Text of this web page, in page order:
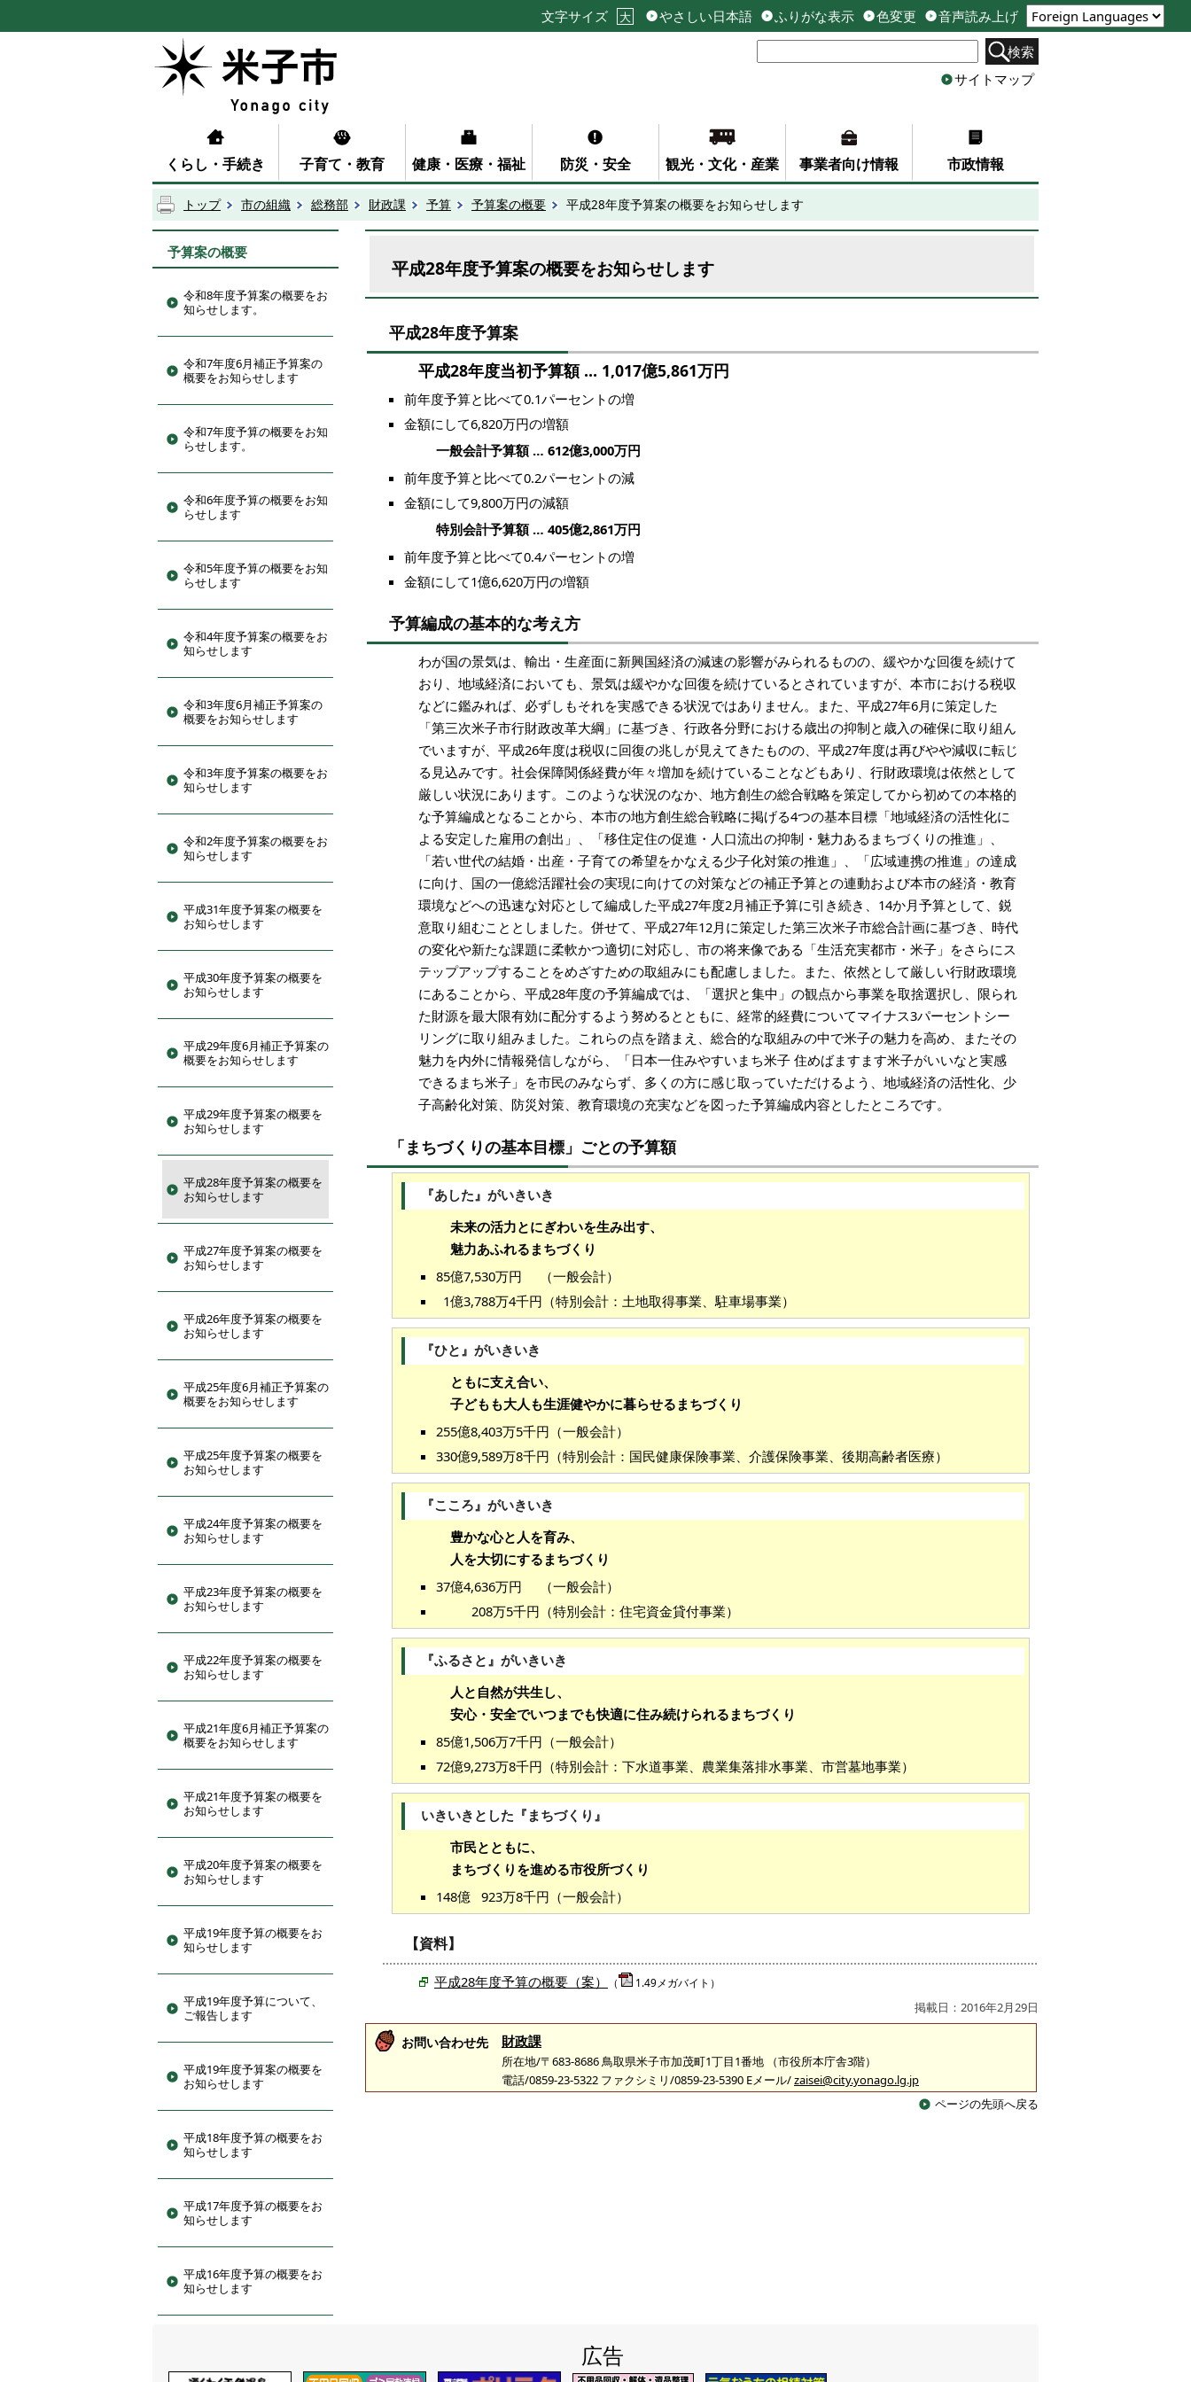
文字サイズ 大 やさしい日本語 ふりがな表示 色変更
音声読み上げ
検索
サイトマップ
くらし・手続き 子育て・教育 健康・医療・福祉 防災・安全 観光・文化・産業 事業者向け情報 市政情報
トップ 市の組織 総務部 財政課 予算 予算案の概要 平成28年度予算案の概要をお知らせします
予算案の概要
令和8年度予算案の概要をお
知らせします。
令和7年度6月補正予算案の
概要をお知らせします
令和7年度予算の概要をお知
らせします。
令和6年度予算の概要をお知
らせします
令和5年度予算の概要をお知
らせします
令和4年度予算案の概要をお
知らせします
令和3年度6月補正予算案の
概要をお知らせします
令和3年度予算案の概要をお
知らせします
令和2年度予算案の概要をお
知らせします
平成31年度予算案の概要を
お知らせします
平成30年度予算案の概要を
お知らせします
平成29年度6月補正予算案の
概要をお知らせします
平成29年度予算案の概要を
お知らせします
平成28年度予算案の概要を
お知らせします
平成27年度予算案の概要を
お知らせします
平成26年度予算案の概要を
お知らせします
平成25年度6月補正予算案の
概要をお知らせします
平成25年度予算案の概要を
お知らせします
平成24年度予算案の概要を
お知らせします
平成23年度予算案の概要を
お知らせします
平成22年度予算案の概要を
お知らせします
平成21年度6月補正予算案の
概要をお知らせします
平成21年度予算案の概要を
お知らせします
平成20年度予算案の概要を
お知らせします
平成19年度予算の概要をお
知らせします
平成19年度予算について、
ご報告します
平成19年度予算案の概要を
お知らせします
平成18年度予算の概要をお
知らせします
平成17年度予算の概要をお
知らせします
平成16年度予算の概要をお
知らせします
平成28年度予算案の概要をお知らせします
平成28年度予算案
平成28年度当初予算額 … 1,017億5,861万円
前年度予算と比べて0.1パーセントの増
金額にして6,820万円の増額
一般会計予算額 … 612億3,000万円
前年度予算と比べて0.2パーセントの減
金額にして9,800万円の減額
特別会計予算額 … 405億2,861万円
前年度予算と比べて0.4パーセントの増
金額にして1億6,620万円の増額
予算編成の基本的な考え方
わが国の景気は、輸出・生産面に新興国経済の減速の影響がみられるものの、緩やかな回復を続けて
おり、地域経済においても、景気は緩やかな回復を続けているとされていますが、本市における税収
などに鑑みれば、必ずしもそれを実感できる状況ではありません。また、平成27年6月に策定した
「第三次米子市行財政改革大綱」に基づき、行政各分野における歳出の抑制と歳入の確保に取り組ん
でいますが、平成26年度は税収に回復の兆しが見えてきたものの、平成27年度は再びやや減収に転じ
る見込みです。社会保障関係経費が年々増加を続けていることなどもあり、行財政環境は依然として
厳しい状況にあります。このような状況のなか、地方創生の総合戦略を策定してから初めての本格的
な予算編成となることから、本市の地方創生総合戦略に掲げる4つの基本目標「地域経済の活性化に
よる安定した雇用の創出」、「移住定住の促進・人口流出の抑制・魅力あるまちづくりの推進」、
「若い世代の結婚・出産・子育ての希望をかなえる少子化対策の推進」、「広域連携の推進」の達成
に向け、国の一億総活躍社会の実現に向けての対策などの補正予算との連動および本市の経済・教育
環境などへの迅速な対応として編成した平成27年度2月補正予算に引き続き、14か月予算として、鋭
意取り組むこととしました。併せて、平成27年12月に策定した第三次米子市総合計画に基づき、時代
の変化や新たな課題に柔軟かつ適切に対応し、市の将来像である「生活充実都市・米子」をさらにス
テップアップすることをめざすための取組みにも配慮しました。また、依然として厳しい行財政環境
にあることから、平成28年度の予算編成では、「選択と集中」の観点から事業を取捨選択し、限られ
た財源を最大限有効に配分するよう努めるとともに、経常的経費についてマイナス3パーセントシー
リングに取り組みました。これらの点を踏まえ、総合的な取組みの中で米子の魅力を高め、またその
魅力を内外に情報発信しながら、「日本一住みやすいまち米子 住めばますます米子がいいなと実感
できるまち米子」を市民のみならず、多くの方に感じ取っていただけるよう、地域経済の活性化、少
子高齢化対策、防災対策、教育環境の充実などを図った予算編成内容としたところです。
「まちづくりの基本目標」ごとの予算額
『あした』がいきいき
未来の活力とにぎわいを生み出す、
魅力あふれるまちづくり
85億7,530万円 （一般会計）
1億3,788万4千円（特別会計：土地取得事業、駐車場事業）
『ひと』がいきいき
ともに支え合い、
子どもも大人も生涯健やかに暮らせるまちづくり
255億8,403万5千円（一般会計）
330億9,589万8千円（特別会計：国民健康保険事業、介護保険事業、後期高齢者医療）
『こころ』がいきいき
豊かな心と人を育み、
人を大切にするまちづくり
37億4,636万円 （一般会計）
208万5千円（特別会計：住宅資金貸付事業）
『ふるさと』がいきいき
人と自然が共生し、
安心・安全でいつまでも快適に住み続けられるまちづくり
85億1,506万7千円（一般会計）
72億9,273万8千円（特別会計：下水道事業、農業集落排水事業、市営墓地事業）
いきいきとした『まちづくり』
市民とともに、
まちづくりを進める市役所づくり
148億 923万8千円（一般会計）
【資料】
平成28年度予算の概要（案） （ 1.49メガバイト）
掲載日：2016年2月29日
お問い合わせ先 財政課
所在地/〒683-8686 鳥取県米子市加茂町1丁目1番地 （市役所本庁舎3階）
電話/0859-23-5322 ファクシミリ/0859-23-5390 Eメール/zaisei@city.yonago.lg.jp
ページの先頭へ戻る
広告